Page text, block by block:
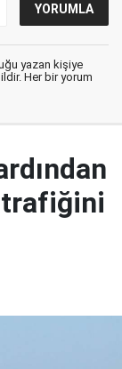
yazan kişiye
Her bir yorum
trafiğini